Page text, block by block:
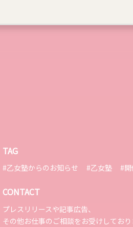
TAG
#乙女塾からのお知らせ #乙女塾 #
CONTACT
プレスリリースや記事広告、
その他お仕事のご相談をお受けしており